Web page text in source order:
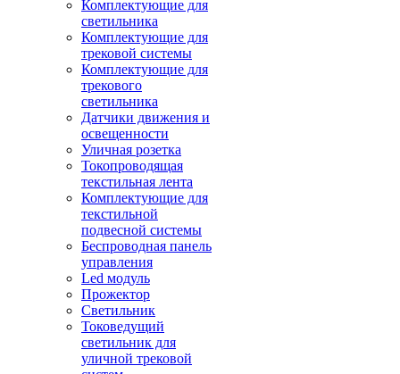
Комплектующие для
светильника
Комплектующие для
трековой системы
Комплектующие для
трекового
светильника
Датчики движения и
освещенности
Уличная розетка
Токопроводящая
текстильная лента
Комплектующие для
текстильной
подвесной системы
Беспроводная панель
управления
Led модуль
Прожектор
Светильник
Токоведущий
светильник для
уличной трековой